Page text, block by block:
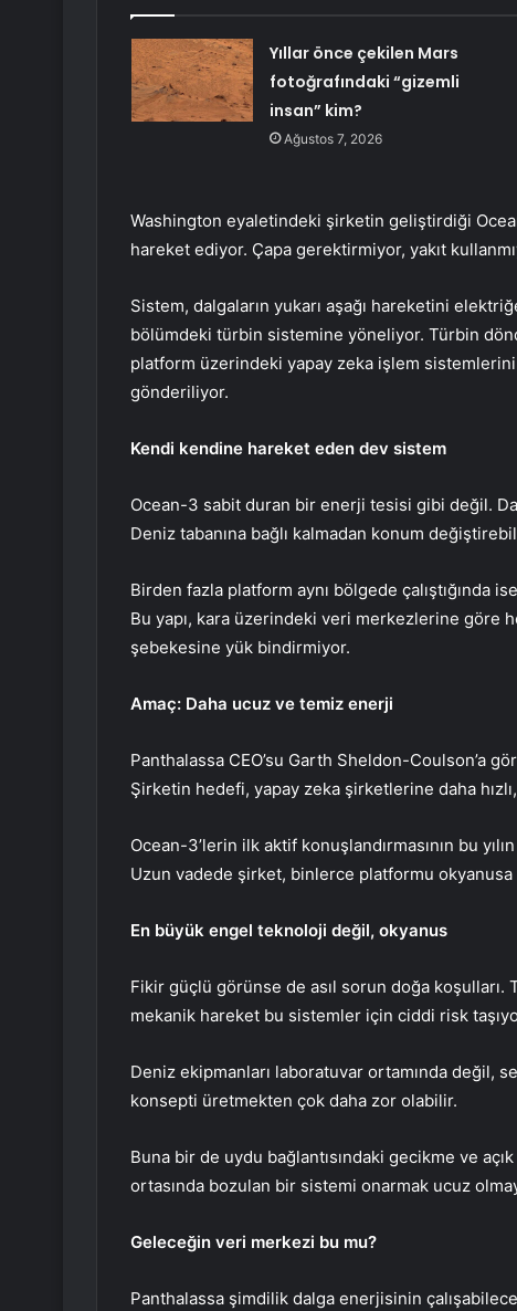
Yıllar önce çekilen Mars
fotoğrafındaki “gizemli
insan” kim?
Ağustos 7, 2026
Washington eyaletindeki şirketin geliştirdiği
hareket ediyor. Çapa gerektirmiyor, yakıt
Sistem, dalgaların yukarı aşağı hareketini
bölümdeki türbin sistemine yöneliyor. Türbin
platform üzerindeki yapay zeka işlem sistemlerini
gönderiliyor.
Kendi kendine hareket eden dev sistem
Ocean-3 sabit duran bir enerji tesisi gibi değil.
Deniz tabanına bağlı kalmadan konum
Birden fazla platform aynı bölgede çalıştığında
Bu yapı, kara üzerindeki veri merkezlerine göre
şebekesine yük bindirmiyor.
Amaç: Daha ucuz ve temiz enerji
Panthalassa CEO’su Garth Sheldon-Coulson’a
Şirketin hedefi, yapay zeka şirketlerine daha
Ocean-3’lerin ilk aktif konuşlandırmasının bu
Uzun vadede şirket, binlerce platformu
En büyük engel teknoloji değil, okyanus
Fikir güçlü görünse de asıl sorun doğa koşulları.
mekanik hareket bu sistemler için ciddi risk
Deniz ekipmanları laboratuvar ortamında değil,
konsepti üretmekten çok daha zor olabilir.
Buna bir de uydu bağlantısındaki gecikme ve
ortasında bozulan bir sistemi onarmak ucuz
Geleceğin veri merkezi bu mu?
Panthalassa şimdilik dalga enerjisinin